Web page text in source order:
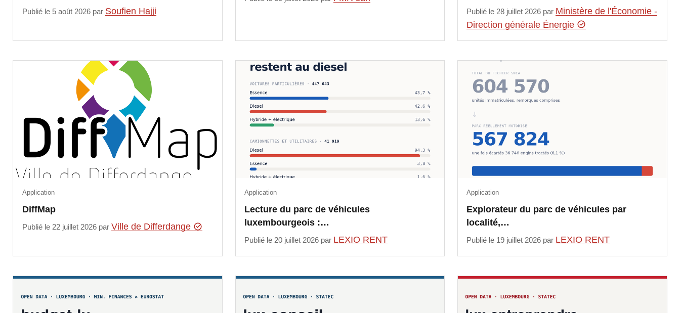
Publié le 5 août 2026 par Soufien Hajji Publié le 28 juillet 2026 par Ministère de l'Économie -
Direction générale Énergie
DiffMap
Application
Publié le 22 juillet 2026 par Ville de Differdange
Lecture du parc de véhicules
luxembourgeois :…
Application
Publié le 20 juillet 2026 par LEXIO RENT
Explorateur du parc de véhicules par
localité,…
Application
Publié le 19 juillet 2026 par LEXIO RENT